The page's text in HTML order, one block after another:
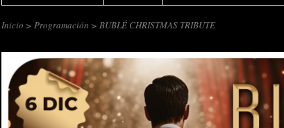
Inicio > Programación > BUBLÉ CHRISTMAS TRIBUTE